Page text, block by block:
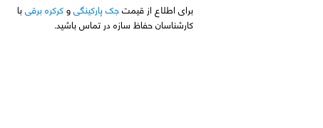
برای اطلاع از قیمتجک پارکینگیوکرکره برقی با
کارشناسان حفاظ سازه در تماس باشید.